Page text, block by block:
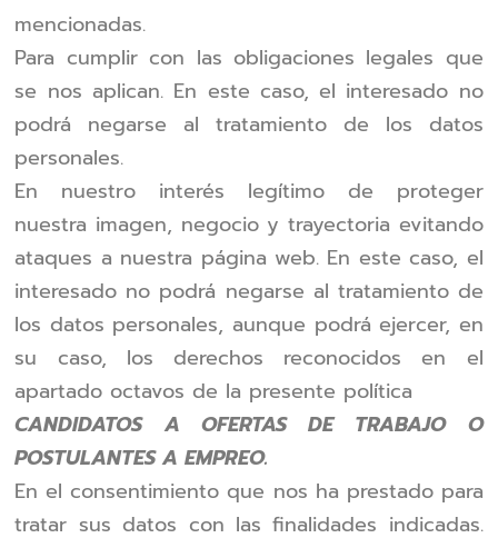
mencionadas.
Para cumplir con las obligaciones legales que
se nos aplican. En este caso, el interesado no
podrá negarse al tratamiento de los datos
personales.
En nuestro interés legítimo de proteger
nuestra imagen, negocio y trayectoria evitando
ataques a nuestra página web. En este caso, el
interesado no podrá negarse al tratamiento de
los datos personales, aunque podrá ejercer, en
su caso, los derechos reconocidos en el
apartado octavos de la presente política
CANDIDATOS A OFERTAS DE TRABAJO O
POSTULANTES A EMPREO.
En el consentimiento que nos ha prestado para
tratar sus datos con las finalidades indicadas.